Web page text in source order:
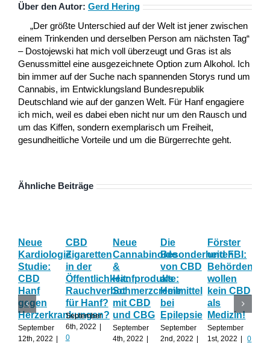
Über den Autor: Gerd Hering
„Der größte Unterschied auf der Welt ist jener zwischen
einem Trinkenden und derselben Person am nächsten Tag“
– Dostojewski hat mich voll überzeugt und Gras ist als
Genussmittel eine ausgezeichnete Option zum Alkohol. Ich
bin immer auf der Suche nach spannenden Storys rund um
Cannabis, im Entwicklungsland Bundesrepublik
Deutschland wie auf der ganzen Welt. Für Hanf engagiere
ich mich, weil es dabei eben nicht nur um den Rausch und
um das Kiffen, sondern exemplarisch um Freiheit,
gesundheitliche Vorteile und um die Bürgerrechte geht.
Ähnliche Beiträge
Neue
Kardiologie
Studie:
CBD
Hanf
gegen
Herzerkrankungen?
September
12th, 2022
CBD
Zigaretten
in der
Öffentlichkeit:
Rauchverbot
für Hanf?
September
6th, 2022
0
Neue
Cannabinoide
&
Hanfprodukte:
Schmerzcreme
mit CBD
und CBG
September
4th, 2022
Die
Besonderheiten
von CBD
als
Heilmittel
bei
Epilepsie
September
2nd, 2022
Förster
und FBI:
Behörden
wollen
kein CBD
als
Medizin!
September
1st, 2022
0